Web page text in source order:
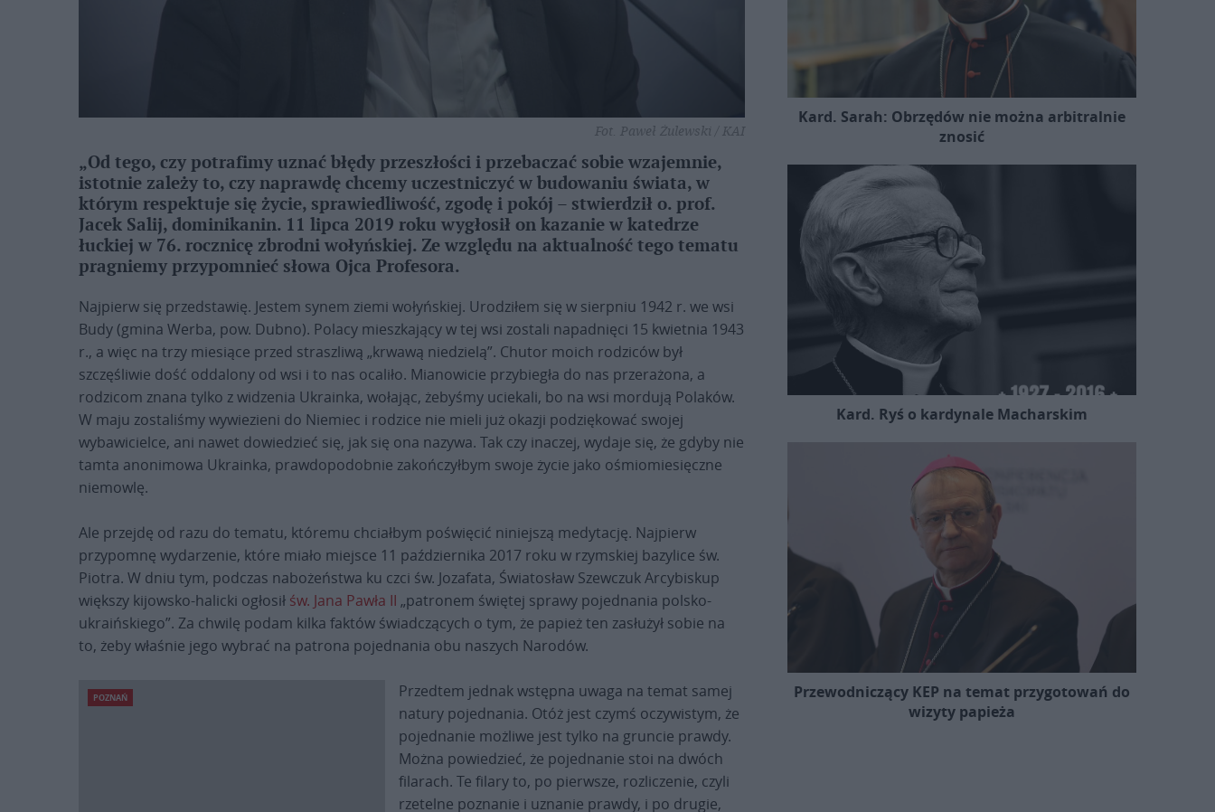
Fot. Paweł Żulewski / KAI
„Od tego, czy potrafimy uznać błędy przeszłości i przebaczać sobie wzajemnie,
istotnie zależy to, czy naprawdę chcemy uczestniczyć w budowaniu świata, w
którym respektuje się życie, sprawiedliwość, zgodę i pokój – stwierdził o. prof.
Jacek Salij, dominikanin. 11 lipca 2019 roku wygłosił on kazanie w katedrze
łuckiej w 76. rocznicę zbrodni wołyńskiej. Ze względu na aktualność tego tematu
pragniemy przypomnieć słowa Ojca Profesora.
Najpierw się przedstawię. Jestem synem ziemi wołyńskiej. Urodziłem się w sierpniu 1942 r. we wsi
Budy (gmina Werba, pow. Dubno). Polacy mieszkający w tej wsi zostali napadnięci 15 kwietnia 1943
r., a więc na trzy miesiące przed straszliwą „krwawą niedzielą”. Chutor moich rodziców był
szczęśliwie dość oddalony od wsi i to nas ocaliło. Mianowicie przybiegła do nas przerażona, a
rodzicom znana tylko z widzenia Ukrainka, wołając, żebyśmy uciekali, bo na wsi mordują Polaków.
W maju zostaliśmy wywiezieni do Niemiec i rodzice nie mieli już okazji podziękować swojej
wybawicielce, ani nawet dowiedzieć się, jak się ona nazywa. Tak czy inaczej, wydaje się, że gdyby nie
tamta anonimowa Ukrainka, prawdopodobnie zakończyłbym swoje życie jako ośmiomiesięczne
niemowlę.
Ale przejdę od razu do tematu, któremu chciałbym poświęcić niniejszą medytację. Najpierw
przypomnę wydarzenie, które miało miejsce 11 października 2017 roku w rzymskiej bazylice św.
Piotra. W dniu tym, podczas nabożeństwa ku czci św. Jozafata, Światosław Szewczuk Arcybiskup
większy kijowsko-halicki ogłosił św. Jana Pawła II „patronem świętej sprawy pojednania polsko-
ukraińskiego”. Za chwilę podam kilka faktów świadczących o tym, że papież ten zasłużył sobie na
to, żeby właśnie jego wybrać na patrona pojednania obu naszych Narodów.
POZNAŃ
Przedtem jednak wstępna uwaga na temat samej
natury pojednania. Otóż jest czymś oczywistym, że
pojednanie możliwe jest tylko na gruncie prawdy.
Można powiedzieć, że pojednanie stoi na dwóch
filarach. Te filary to, po pierwsze, rozliczenie, czyli
rzetelne poznanie i uznanie prawdy, i po drugie,
Kard. Sarah: Obrzędów nie można arbitralnie
znosić
Kard. Ryś o kardynale Macharskim
Przewodniczący KEP na temat przygotowań do
wizyty papieża